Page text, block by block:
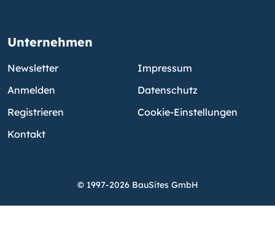
Unternehmen
Newsletter
Anmelden
Registrieren
Kontakt
Impressum
Datenschutz
Cookie-Einstellungen
© 1997-2026 BauSites GmbH